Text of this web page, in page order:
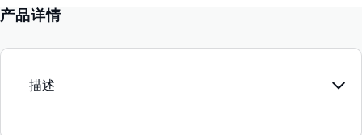
产品详情
描述